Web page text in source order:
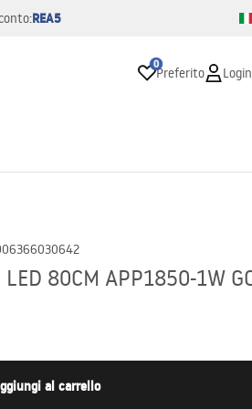
REA5
0
Preferito Login
80CM APP1850-1W
al carrello